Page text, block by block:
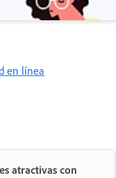
en línea
atractivas con